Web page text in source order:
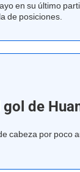
en su último
de posiciones.
de
cabeza por poco